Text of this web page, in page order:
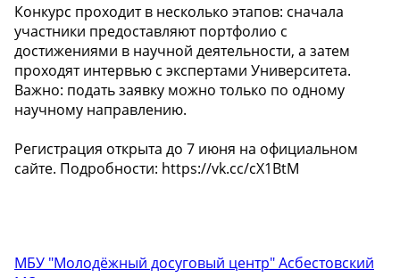
Конкурс проходит в несколько этапов: сначала
участники предоставляют портфолио с
достижениями в научной деятельности, а затем
проходят интервью с экспертами Университета.
Важно: подать заявку можно только по одному
научному направлению.
Регистрация открыта до 7 июня на официальном
сайте. Подробности: https://vk.cc/cX1BtM
МБУ "Молодёжный досуговый центр" Асбестовский